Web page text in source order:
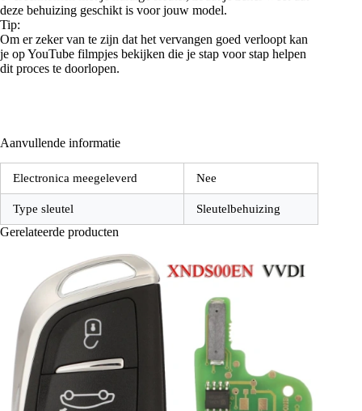
deze behuizing geschikt is voor jouw model.
Tip:
Om er zeker van te zijn dat het vervangen goed verloopt kan
je op YouTube filmpjes bekijken die je stap voor stap helpen
dit proces te doorlopen.
Aanvullende informatie
Electronica meegeleverd Nee
Type sleutel Sleutelbehuizing
Gerelateerde producten